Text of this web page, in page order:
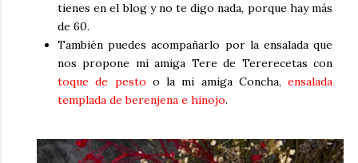
tienes en el blog y no te digo nada, porque hay más
de 60.
También puedes acompañarlo por la ensalada que
nos propone mi amiga Tere de Tererecetas con
toque de pesto o la mi amiga Concha, ensalada
templada de berenjena e hinojo.